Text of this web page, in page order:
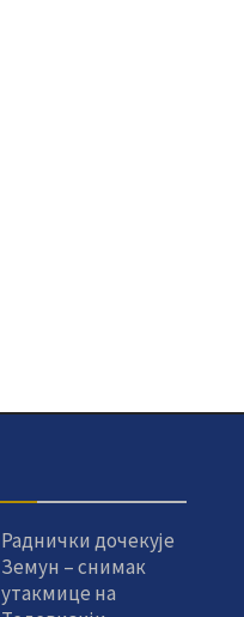
Раднички дочекује
Земун – снимак
утакмице на